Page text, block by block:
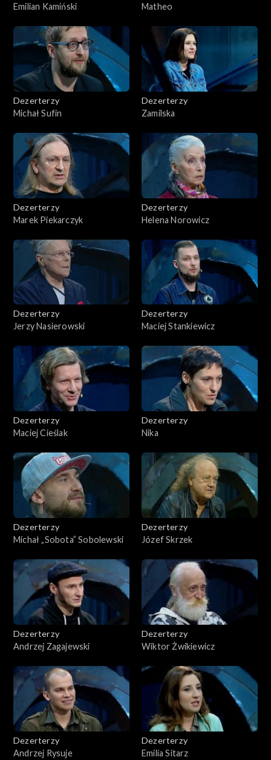
Emilian Kamiński
Matheo
Dezerterzy
Michał Sufin
Dezerterzy
Zamilska
Dezerterzy
Marek Piekarczyk
Dezerterzy
Helena Norowicz
Dezerterzy
Jerzy Nasierowski
Dezerterzy
Maciej Stankiewicz
Dezerterzy
Maciej Cieślak
Dezerterzy
Nika
Dezerterzy
Michał „Sobota” Sobolewski
Dezerterzy
Józef Skrzek
Dezerterzy
Andrzej Zagajewski
Dezerterzy
Wiktor Żwikiewicz
Dezerterzy
Andrzej Rysuje
Dezerterzy
Emilia Sitarz